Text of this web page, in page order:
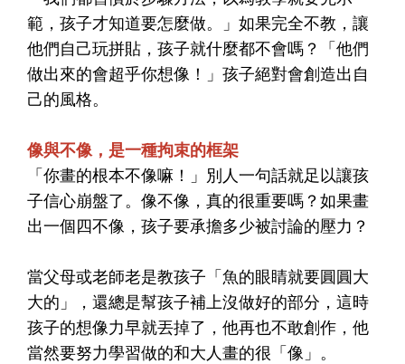
範，孩子才知道要怎麼做。」如果完全不教，讓
他們自己玩拼貼，孩子就什麼都不會嗎？「他們
做出來的會超乎你想像！」孩子絕對會創造出自
己的風格。
像與不像，是一種拘束的框架
「你畫的根本不像嘛！」別人一句話就足以讓孩
子信心崩盤了。像不像，真的很重要嗎？如果畫
出一個四不像，孩子要承擔多少被討論的壓力？
當父母或老師老是教孩子「魚的眼睛就要圓圓大
大的」，還總是幫孩子補上沒做好的部分，這時
孩子的想像力早就丟掉了，他再也不敢創作，他
當然要努力學習做的和大人畫的很「像」。